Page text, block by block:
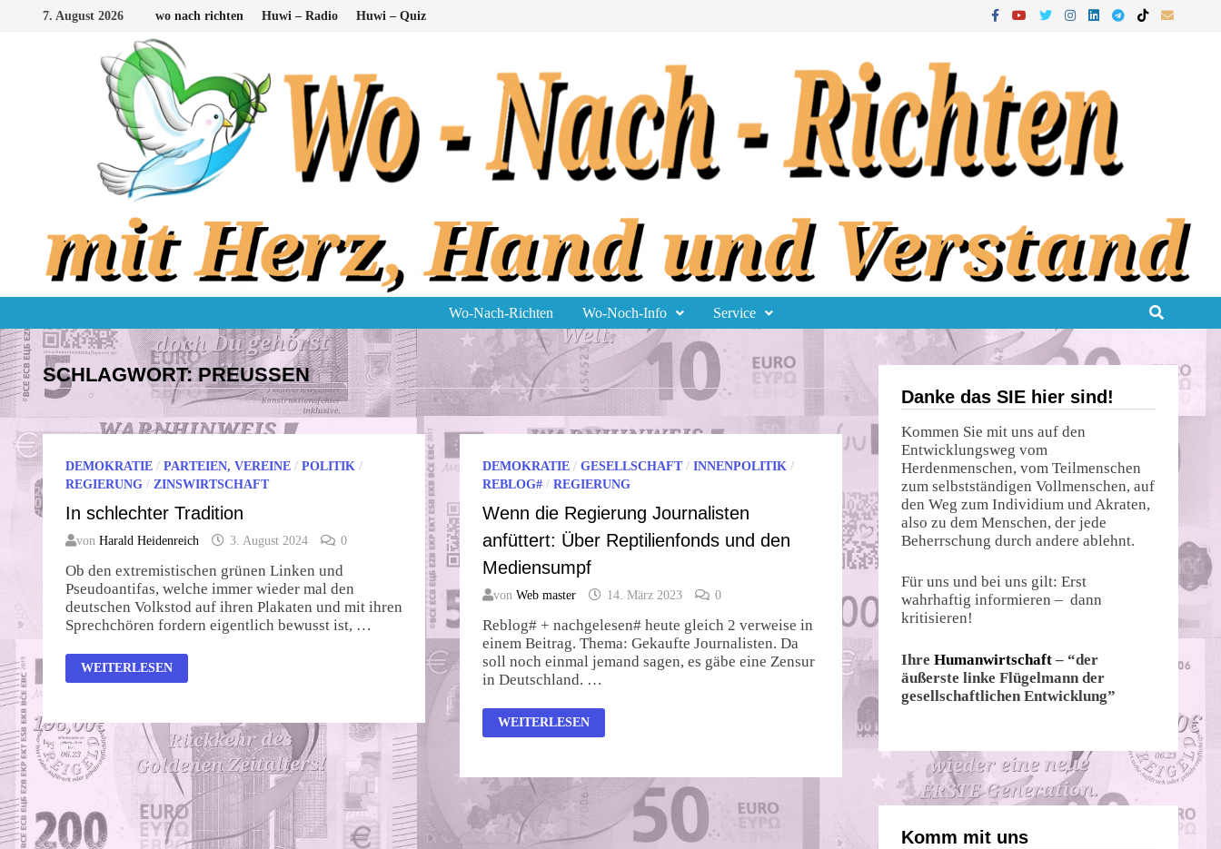
7. August 2026 wo nach richten Huwi – Radio Huwi – Quiz
Wo-Nach-Richten Wo-Noch-Info Service
SCHLAGWORT:PREUSSEN
DEMOKRATIE / PARTEIEN, VEREINE / POLITIK /
REGIERUNG / ZINSWIRTSCHAFT
In schlechter Tradition
von Harald Heidenreich 3. August 2024 0
Ob den extremistischen grünen Linken und
Pseudoantifas, welche immer wieder mal den
deutschen Volkstod auf ihren Plakaten und mit ihren
Sprechchören fordern eigentlich bewusst ist, …
IN
SCHLECHTER
WEITERLESEN
DEMOKRATIE/ GESELLSCHAFT/ INNENPOLITIK /
REBLOG#/ REGIERUNG
Wenn die Regierung Journalisten
anfüttert: Über Reptilienfonds und den
Mediensumpf
von Web master 14. März 2023 0
Reblog# + nachgelesen# heute gleich 2 verweise in
einem Beitrag. Thema: Gekaufte Journalisten. Da
soll noch einmal jemand sagen, es gäbe eine Zensur
in Deutschland. …
WENN
DIE
ÜBER
REPTILIENFONDS
DEN
MEDIENSUMPF
WEITERLESEN
Danke das SIE hier sind!
Kommen Sie mit uns auf den
Entwicklungsweg vom
Herdenmenschen, vom Teilmenschen
zum selbstständigen Vollmenschen, auf
den Weg zum Individium und Akraten,
also zu dem Menschen, der jede
Beherrschung durch andere ablehnt.
Für uns und bei uns gilt: Erst
wahrhaftig informieren – dann
kritisieren!
Ihre Humanwirtschaft – “der
äußerste linke Flügelmann der
gesellschaftlichen Entwicklung”
Komm mit uns